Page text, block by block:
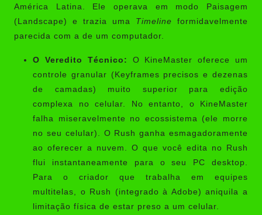
América Latina. Ele operava em modo Paisagem
(Landscape) e trazia uma Timeline formidavelmente
parecida com a de um computador.
O Veredito Técnico:
O KineMaster oferece um
controle granular (Keyframes precisos e dezenas
de camadas) muito superior para edição
complexa no celular. No entanto, o KineMaster
falha miseravelmente no ecossistema (ele morre
no seu celular). O Rush ganha esmagadoramente
ao oferecer a nuvem. O que você edita no Rush
flui instantaneamente para o seu PC desktop.
Para o criador que trabalha em equipes
multitelas, o Rush (integrado à Adobe) aniquila a
limitação física de estar preso a um celular.